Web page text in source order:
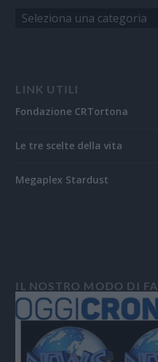
LINK UTILI
Fondazione CRTortona
Le tre scelte della vita
Megaplex Stardust
IL NOSTRO MODO DI